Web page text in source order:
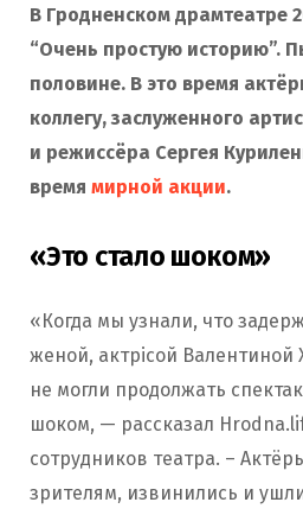
В Гродненском драмтеатре
“Очень простую историю”.
половине. В это время
коллегу, заслуженного
и режиссёра Сергея
время мирной акции.
«Это стало шоком»
«Когда мы узнали, что
женой, актрісой
не могли продолжать
шоком, — рассказал
сотрудников театра. –
зрителям, извинились и